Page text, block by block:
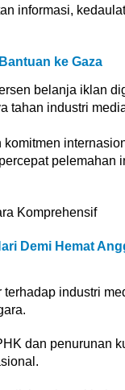
informasi,
ke Gaza
belanja iklan
tahan industri
pelemahan
Komprehensif
Demi Hemat
industri
dan penurunan